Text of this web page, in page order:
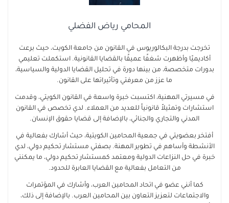
المحامي رياض الفضلي
تخرجت بدرجة البكالوريوس في القانون من جامعة الكويت، حيث برعت
أكاديميًا وأظهرت شغفًا عميقًا بالقضايا القانونية. استكملت تعليمي
بدورات متخصصة، من بينها دورة في تحليل القضايا الدولية والسياسية،
ما عزز من معرفتي وتأثيراتها على القانون.
في مسيرتي المهنية، اكتسبت خبرة واسعة في القانون الكويتي، وقدمت
استشارات وتمثيلاً قانونياً للعديد من العملاء. لدي تخصص في القانون
المدني والتجاري والجنائي، بالإضافة إلى قضايا حقوق الإنسان.
أفتخر بعضويتي في جمعية المحامين الكويتية، حيث أشارك بفعالية في
الأنشطة وأساهم في تطوير المهنة. بصفتي مستشار تحكيم دولي، لدي
خبرة في حل النزاعات الدولية ومعتمد كمستشار تحكيم دولي، ما يمكنني
من التعامل بفعالية مع القضايا العابرة للحدود.
كما أنني عضو في اتحاد المحامين العرب، وأشارك في المؤتمرات
والاجتماعات لتعزيز التعاون بين المحامين العرب. بالإضافة إلى ذلك،